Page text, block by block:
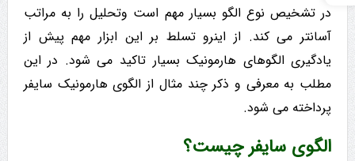
در تشخیص نوع الگو بسیار مهم است وتحلیل را به مراتب
آسانتر می کند. از اینرو تسلط بر این ابزار مهم پیش از
یادگیری الگوهای هارمونیک بسیار تاکید می شود. در این
مطلب به معرفی و ذکر چند مثال از الگوی هارمونیک سایفر
پرداخته می شود.
الگوی سایفر چیست؟